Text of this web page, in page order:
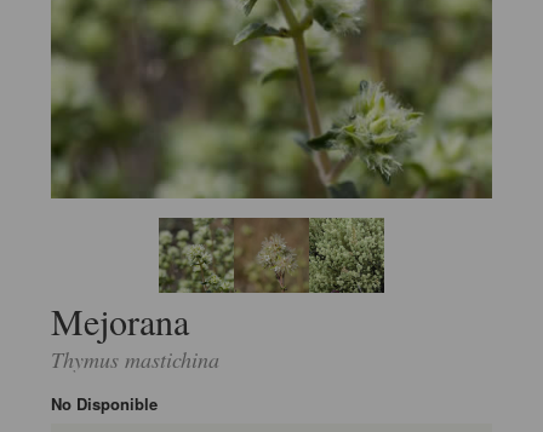
Mejorana
Thymus mastichina
No Disponible